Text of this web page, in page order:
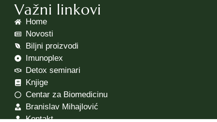
Važni linkovi
Home
Novosti
Biljni proizvodi
Imunoplex
Detox seminari
Knjige
Centar za Biomedicinu
Branislav Mihajlović
Kontakt